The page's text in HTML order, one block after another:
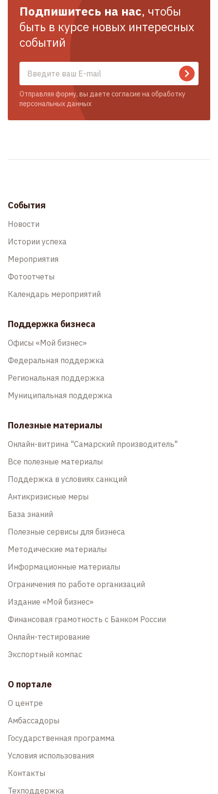
Подпишитесь на нас, чтобы
быть в курсе новых интересных
событий
Отправляя форму, вы даете согласие на обработку
персональных данных
События
Новости
Истории успеха
Мероприятия
Фотоотчеты
Календарь мероприятий
Поддержка бизнеса
Офисы «Мой бизнес»
Федеральная поддержка
Региональная поддержка
Муниципальная поддержка
Полезные материалы
Онлайн-витрина "Самарский производитель"
Все полезные материалы
Поддержка в условиях санкций
Антикризисные меры
База знаний
Полезные сервисы для бизнеса
Методические материалы
Информационные материалы
Ограничения по работе организаций
Издание «Мой бизнес»
Финансовая грамотность с Банком России
Онлайн-тестирование
Экспортный компас
О портале
О центре
Амбассадоры
Государственная программа
Условия использования
Контакты
Техподдержка